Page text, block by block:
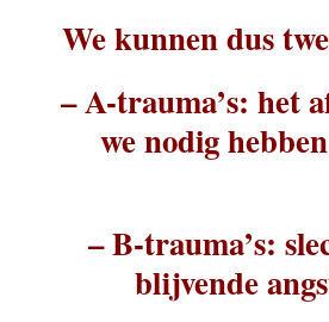
We kunnen dus
– A-trauma’s: het
we nodig
– B-trauma’s:
blijvende